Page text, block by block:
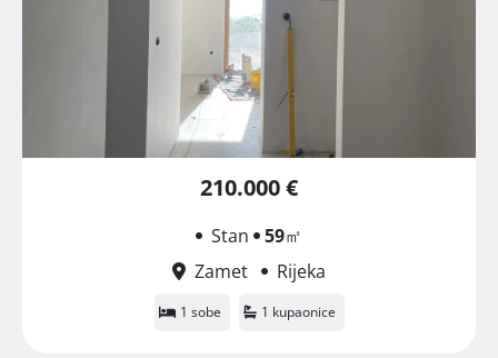
210.000 €
Stan 59㎡
Zamet
Rijeka
1 sobe 1 kupaonice